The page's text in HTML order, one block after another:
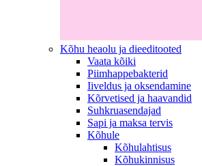
Kõhu heaolu ja dieeditooted
Vaata kõiki
Piimhappebakterid
Iiveldus ja oksendamine
Kõrvetised ja haavandid
Suhkruasendajad
Sapi ja maksa tervis
Kõhule
Kõhulahtisus
Kõhukinnisus